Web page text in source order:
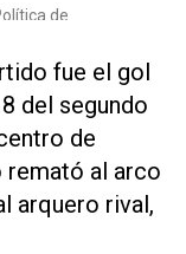
fue el gol
del segundo
de
remató al arco
arquero rival,